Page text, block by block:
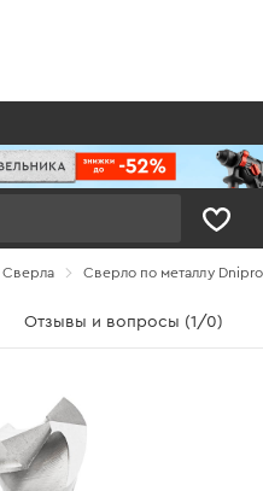
Сверла Сверло по металлу
Отзывы и вопросы (1/0)